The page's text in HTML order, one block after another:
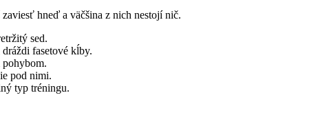
hneď a väčšina z nich nestojí nič.
sed.
fasetové kĺby.
pohybom.
pod nimi.
typ tréningu.